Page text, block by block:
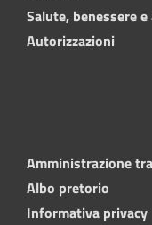
Salute, benessere
Autorizzazioni
Amministrazione
Albo pretorio
Informativa privacy